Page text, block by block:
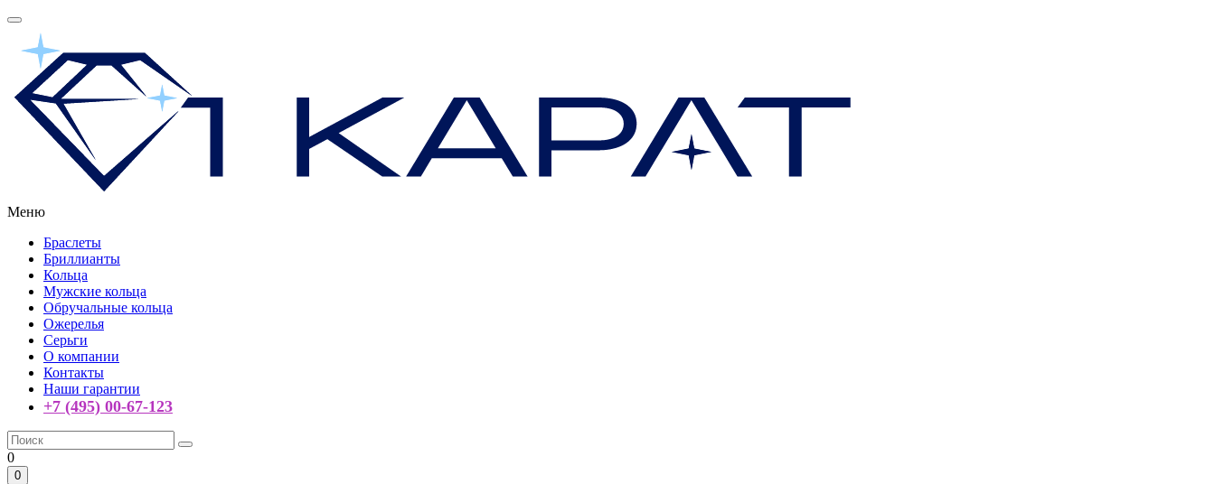
Меню
Браслеты
Бриллианты
Кольца
Мужские кольца
Обручальные кольца
Ожерелья
Серьги
О компании
Контакты
Наши гарантии
+7 (495) 00-67-123
0
0